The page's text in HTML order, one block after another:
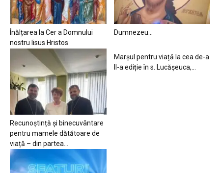
Înălțarea la Cer a Domnului
nostru Iisus Hristos
Dumnezeu…
Recunoștință și binecuvântare
pentru mamele dătătoare de
viață – din partea...
Marșul pentru viață la cea de-a
II-a ediție în s. Lucășeuca,...